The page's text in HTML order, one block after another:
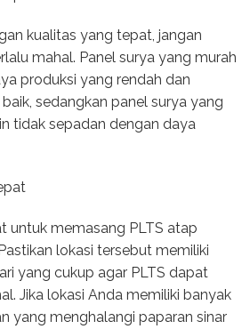
kualitas yang tepat, jangan
mahal. Panel surya yang murah
produksi yang rendah dan
sedangkan panel surya yang
tidak sepadan dengan daya
untuk memasang PLTS atap
lokasi tersebut memiliki
yang cukup agar PLTS dapat
Jika lokasi Anda memiliki banyak
yang menghalangi paparan sinar